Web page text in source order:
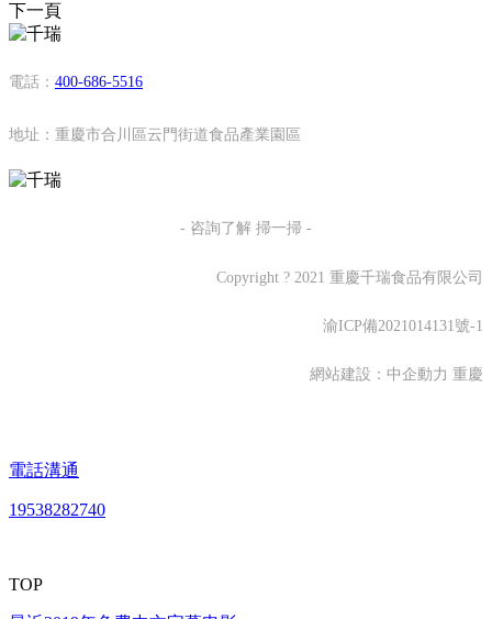
下一頁
電話： 400-686-5516
地址：重慶市合川區云門街道食品產業園區
- 咨詢了解 掃一掃 -
Copyright ? 2021 重慶千瑞食品有限公司
渝ICP備2021014131號-1
網站建設： 中企動力 重慶
電話溝通
19538282740
TOP